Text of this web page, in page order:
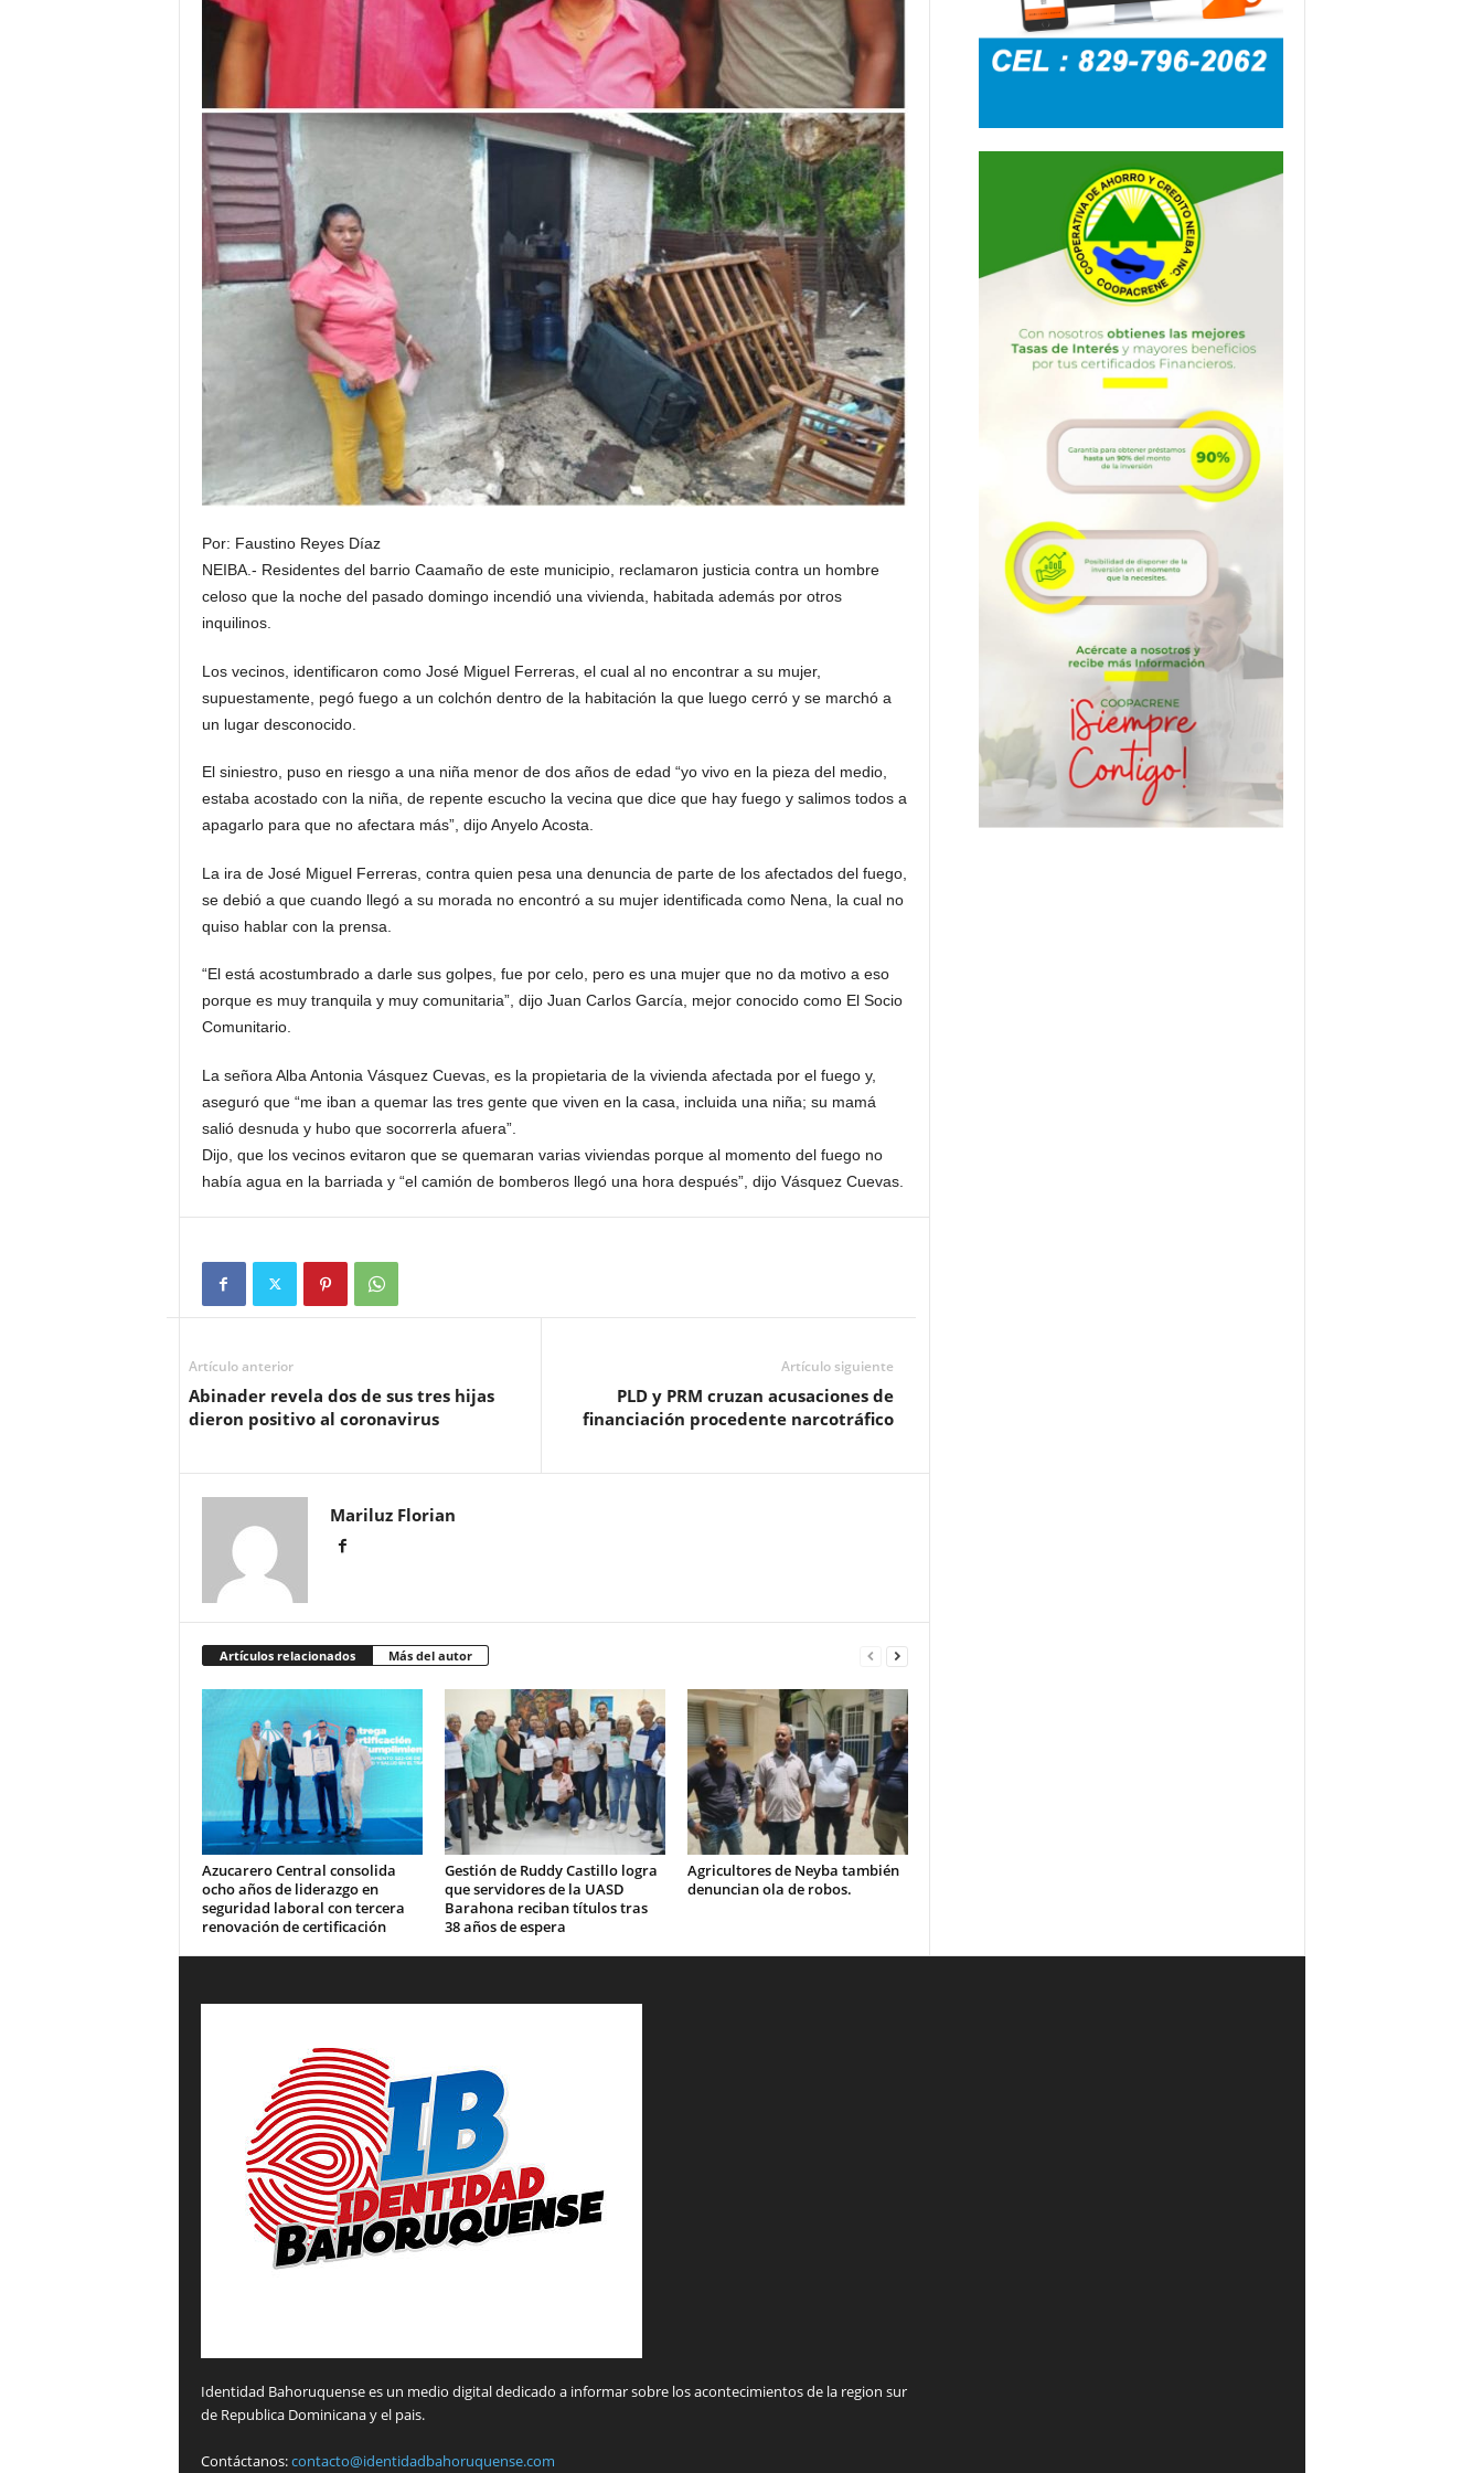
Por: Faustino Reyes Díaz
NEIBA.- Residentes del barrio Caamaño de este municipio, reclamaron justicia contra un hombre
celoso que la noche del pasado domingo incendió una vivienda, habitada además por otros
inquilinos.
Los vecinos, identificaron como José Miguel Ferreras, el cual al no encontrar a su mujer,
supuestamente, pegó fuego a un colchón dentro de la habitación la que luego cerró y se marchó a
un lugar desconocido.
El siniestro, puso en riesgo a una niña menor de dos años de edad “yo vivo en la pieza del medio,
estaba acostado con la niña, de repente escucho la vecina que dice que hay fuego y salimos todos a
apagarlo para que no afectara más”, dijo Anyelo Acosta.
La ira de José Miguel Ferreras, contra quien pesa una denuncia de parte de los afectados del fuego,
se debió a que cuando llegó a su morada no encontró a su mujer identificada como Nena, la cual no
quiso hablar con la prensa.
“El está acostumbrado a darle sus golpes, fue por celo, pero es una mujer que no da motivo a eso
porque es muy tranquila y muy comunitaria”, dijo Juan Carlos García, mejor conocido como El Socio
Comunitario.
La señora Alba Antonia Vásquez Cuevas, es la propietaria de la vivienda afectada por el fuego y,
aseguró que “me iban a quemar las tres gente que viven en la casa, incluida una niña; su mamá
salió desnuda y hubo que socorrerla afuera”.
Dijo, que los vecinos evitaron que se quemaran varias viviendas porque al momento del fuego no
había agua en la barriada y “el camión de bomberos llegó una hora después”, dijo Vásquez Cuevas.
Artículo anterior
Abinader revela dos de sus tres hijas
dieron positivo al coronavirus
Artículo siguiente
PLD y PRM cruzan acusaciones de
financiación procedente narcotráfico
Mariluz Florian
Artículos relacionados Más del autor
Azucarero Central consolida
ocho años de liderazgo en
seguridad laboral con tercera
renovación de certificación
Gestión de Ruddy Castillo logra
que servidores de la UASD
Barahona reciban títulos tras
38 años de espera
Agricultores de Neyba también
denuncian ola de robos.
Identidad Bahoruquense es un medio digital dedicado a informar sobre los acontecimientos de la region sur
de Republica Dominicana y el pais.
Contáctanos:contacto@identidadbahoruquense.com